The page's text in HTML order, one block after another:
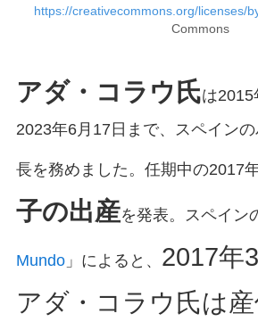
https://creativecommons.org/licenses/
Commons
アダ・コラウ氏は2015
2023年6月17日まで、スペイン
長を務めました。任期中の2017
子の出産を発表。スペイン
Mundo」によると、 2017年
アダ・コラウ氏は